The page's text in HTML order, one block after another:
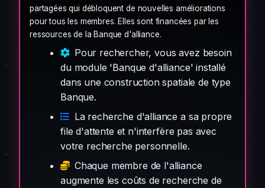
partagées qui débloquent de nouvelles améliorations
pour tous les membres. Elles sont financées par les
ressources de la Banque d'alliance.
Pour rechercher, vous avez besoin
du module 'Banque d'alliance' installé
dans une construction spatiale de type
Banque.
La recherche d'alliance a sa propre
file d'attente et n'interfère pas avec
votre recherche personnelle.
Chaque membre de l'alliance
augmente les coûts de recherche de